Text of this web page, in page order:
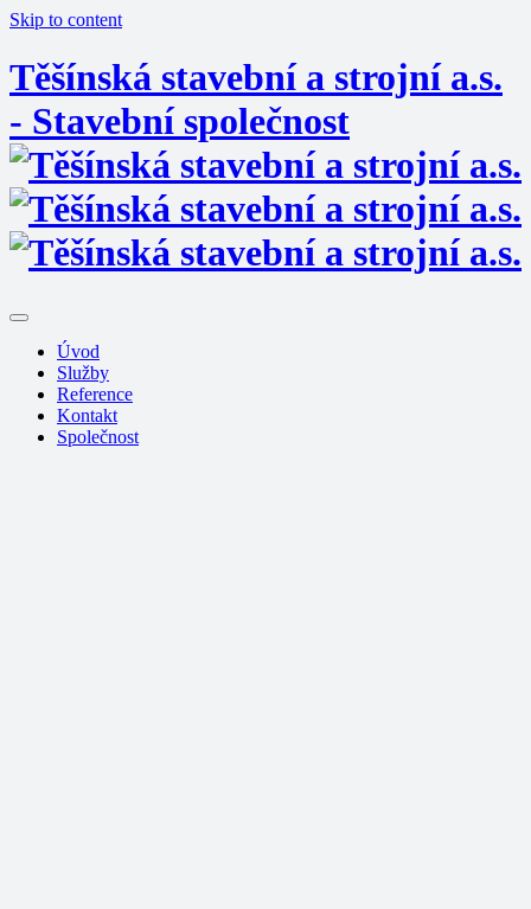
Skip to content
Těšínská stavební a strojní a.s.
- Stavební společnost
Úvod
Služby
Reference
Kontakt
Společnost